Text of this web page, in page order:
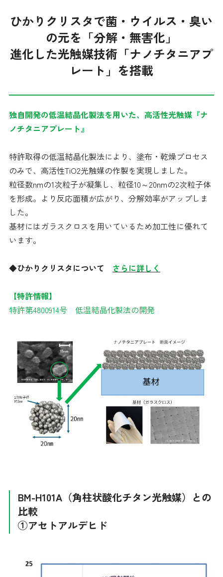
販売サイトへ移動します
ひかりクリスタで菌・ウイルス・臭い
の元を「分解・無害化」
進化した光触媒技術「ナノチタニアプ
レート」を搭載
独自開発の低温結晶化製法を用いた、高活性光触媒『ナ
ノチタニアプレート』
特許取得の低温結晶化製法により、塗布・乾燥プロセス
のみで、高活性TiO2光触媒の作製を実現しました。
粒径数nmの1次粒子が凝集し、粒径10～20nmの2次粒子体
を形成。より反応面積が広がり、分解効率がアップしま
した。
基材にはガラスクロスを用いているため加工性に優れて
います。
◆ひかりクリスタについて さらに詳しく
【特許情報】
特許第4800914号 低温結晶化製法の開発
BM-H101A（角柱状酸化チタン光触媒）との
比較
①アセトアルデヒド